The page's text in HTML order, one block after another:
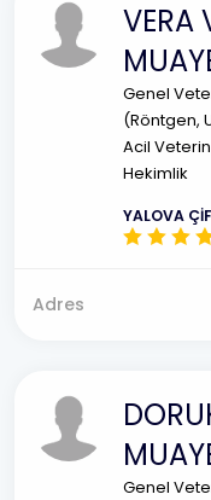
VERA
Genel
(Röntgen,
Acil
Hekimlik
YALOVA
Adres
Genel